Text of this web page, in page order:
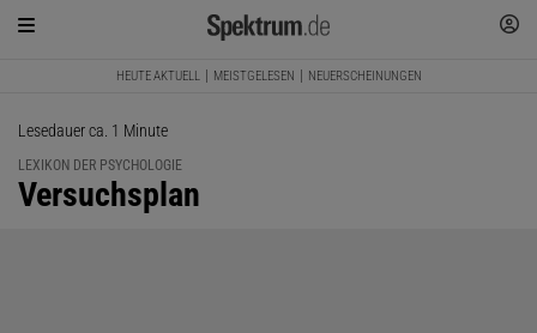
HEUTE AKTUELL MEISTGELESEN NEUERSCHEINUNGEN
Lesedauer ca. 1 Minute
LEXIKON DER PSYCHOLOGIE
:
Versuchsplan